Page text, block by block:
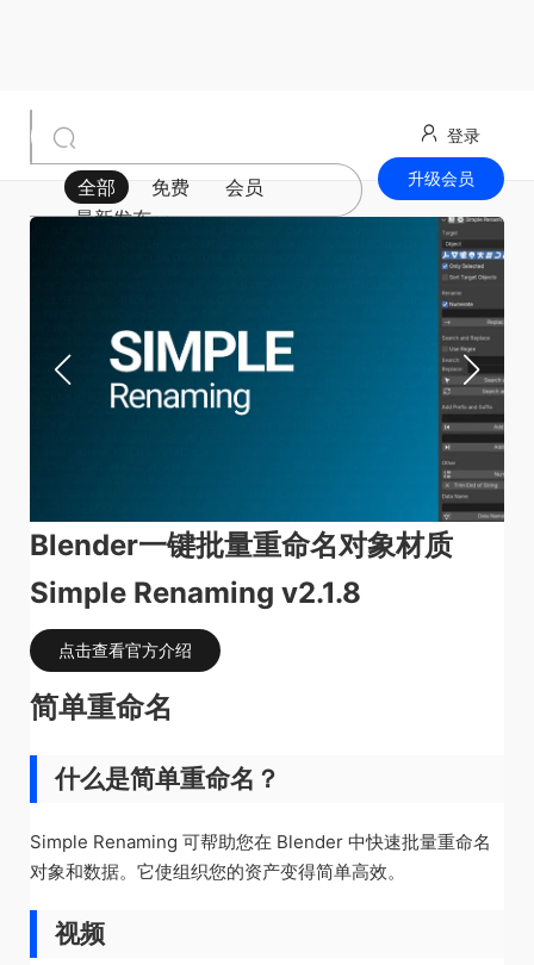
全部 免费
会员
最新发布
登录
升级会员
Blender一键批量重命名对象材质
Simple Renaming v2.1.8
点击查看官方介绍
简单重命名
什么是简单重命名？
Simple Renaming 可帮助您在 Blender 中快速批量重命名
对象和数据。它使组织您的资产变得简单高效。
视频